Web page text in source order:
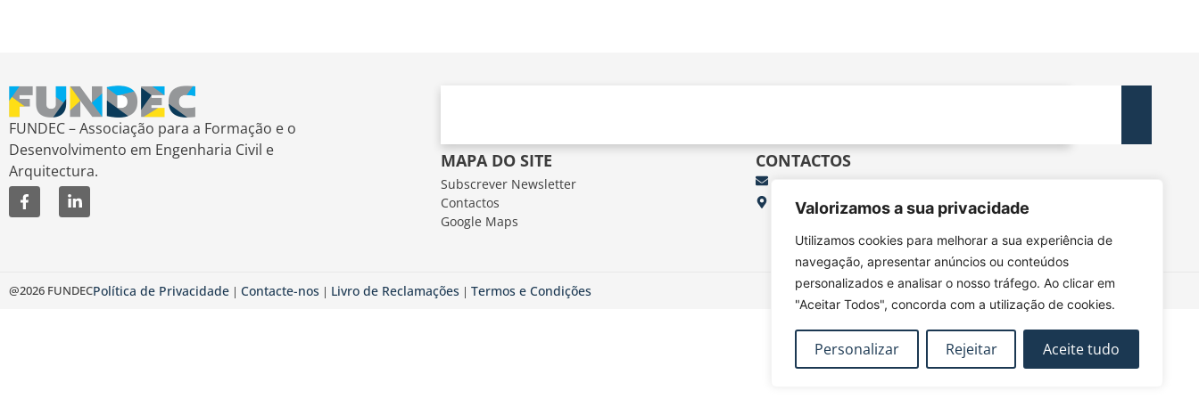
Valorizamos a sua privacidade
Utilizamos cookies para melhorar a sua experiência de
navegação, apresentar anúncios ou conteúdos
personalizados e analisar o nosso tráfego. Ao clicar em
"Aceitar Todos", concorda com a utilização de cookies.
Personalizar Rejeitar Aceite tudo
FUNDEC – Associação para a Formação e o
Desenvolvimento em Engenharia Civil e
Arquitectura.
MAPA DO SITE
Subscrever Newsletter
Contactos
Google Maps
CONTACTOS
FUNDEC - IST - DECivil
@2026 FUNDECPolítica de Privacidade | Contacte-nos | Livro de Reclamações | Termos e Condições